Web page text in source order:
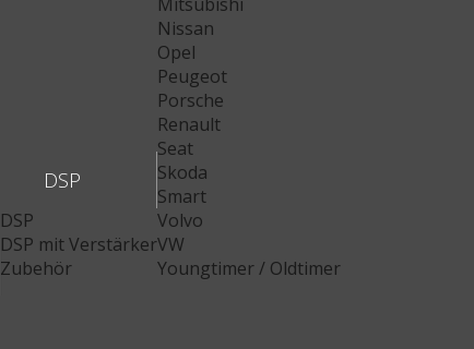
DSP
DSP
DSP mit Verstärker
Zubehör
Nissan
Opel
Peugeot
Porsche
Renault
Seat
Skoda
Smart
Volvo
VW
Youngtimer / Oldtimer